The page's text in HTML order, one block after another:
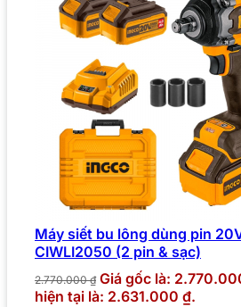
Máy siết bu lông dùng pin
CIWLI2050 (2 pin & sạc)
2.770.000₫ Giá gốc là:
hiện tại là: 2.631.000 ₫.